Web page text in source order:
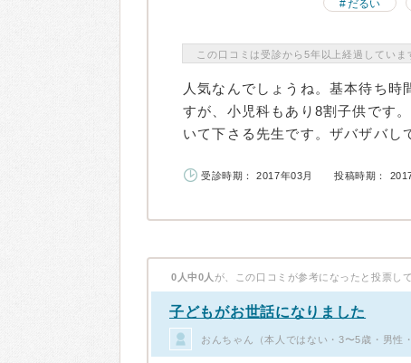
だるい
この口コミは受診から5年以上経過していま
人気なんでしょうね。基本待ち時
すが、小児科もあり8割子供です
いて下さる先生です。ザバザバし
受診時期： 2017年03月 投稿時期：
0人中0人 が、この口コミが参考になったと投票して
子どもがお世話になりました
おんちゃん（本人ではない・3〜5歳・男性